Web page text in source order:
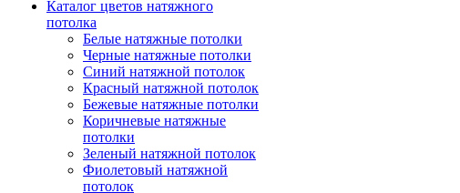
Каталог цветов натяжного
потолка
Белые натяжные потолки
Черные натяжные потолки
Синий натяжной потолок
Красный натяжной потолок
Бежевые натяжные потолки
Коричневые натяжные
потолки
Зеленый натяжной потолок
Фиолетовый натяжной
потолок